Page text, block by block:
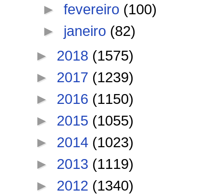
►fevereiro (100)
► janeiro (82)
► 2018 (1575)
► 2017 (1239)
► 2016 (1150)
► 2015 (1055)
► 2014 (1023)
► 2013 (1119)
► 2012 (1340)